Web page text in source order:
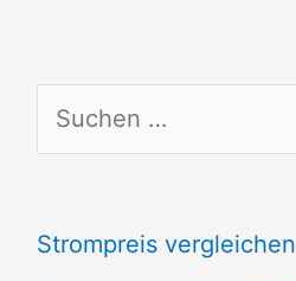
u
h
Strompreis vergleichen